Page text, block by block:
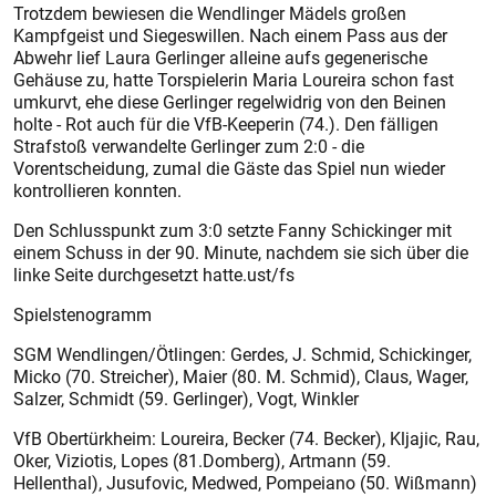
Trotzdem bewiesen die Wendlinger Mädels großen
Kampfgeist und Siegeswillen. Nach einem Pass aus der
Abwehr lief Laura Gerlinger alleine aufs gegenerische
Gehäuse zu, hatte Torspielerin Maria Loureira schon fast
umkurvt, ehe diese Gerlinger regelwidrig von den Beinen
holte - Rot auch für die VfB-Keeperin (74.). Den fälligen
Strafstoß verwandelte Gerlinger zum 2:0 - die
Vorentscheidung, zumal die Gäste das Spiel nun wieder
kontrollieren konnten.
Den Schlusspunkt zum 3:0 setzte Fanny Schickinger mit
einem Schuss in der 90. Minute, nachdem sie sich über die
linke Seite durchgesetzt hatte.ust/fs
Spielstenogramm
SGM Wendlingen/Ötlingen: Gerdes, J. ­Schmid, Schickinger,
Micko (70. Streicher), Maier (80. M. Schmid), Claus, Wager,
Salzer, Schmidt (59. Gerlinger), Vogt, Winkler
VfB Obertürkheim: Loureira, Becker (74. Becker), Kljajic, Rau,
Oker, Viziotis, Lopes (81.Domberg), Artmann (59.
Hellenthal), Jusufovic, Medwed, Pompeiano (50. Wißmann)